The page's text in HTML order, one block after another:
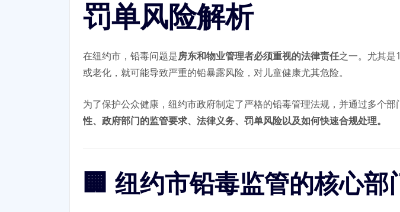
罚单风险解析
在纽约市，铅毒问题是房东和物业管理者必须重视的法律责任之一。尤其是
或老化，就可能导致严重的铅暴露风险，对儿童健康尤其危险。
为了保护公众健康，纽约市政府制定了严格的铅毒管理法规，并通过多个
性、政府部门的监管要求、法律义务、罚单风险以及如何快速合规处理。
🏢 纽约市铅毒监管的核心部